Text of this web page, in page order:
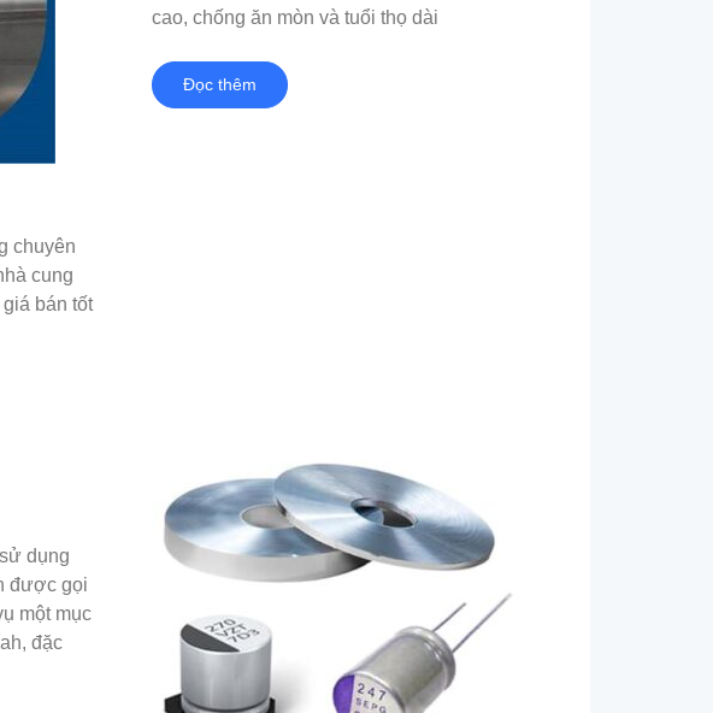
chuyên
cung
bán tốt
cao, chống ăn mòn và tuổi thọ dài
Đọc thêm
dụng
được gọi
một mục
đặc